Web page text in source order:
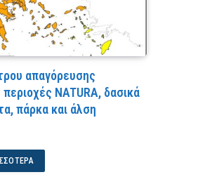
απαγόρευσης
NATURA, δασικά
πάρκα και άλση